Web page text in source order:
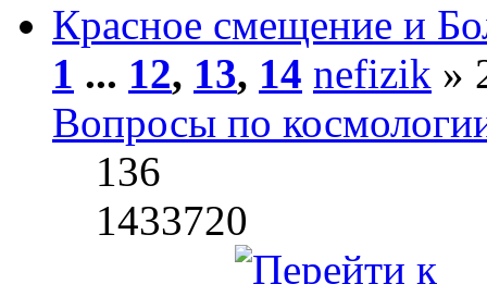
Красное смещение и
1 ... 12, 13, 14 nefizik »
Вопросы по
136
1433720